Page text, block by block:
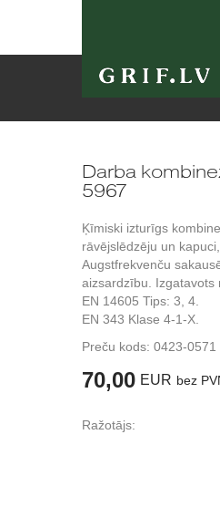
Darba
5967
Ķīmiski izturīgs
rāvējslēdzēju un
Augstfrekvenču
aizsardzību. Izgatavots
EN 14605 Tips: 3, 4.
EN 343 Klase 4-1-X.
Preču kods: 0423-0571
70,00 EUR bez
Ražotājs: